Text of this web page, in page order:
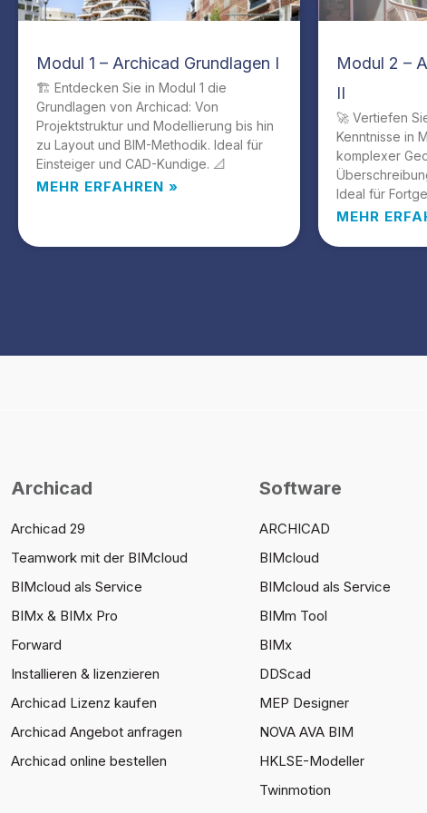
Modul 1 – Archicad Grundlagen I
🏗️ Entdecken Sie in Modul 1 die
Grundlagen von Archicad: Von
Projektstruktur und Modellierung bis hin
zu Layout und BIM-Methodik. Ideal für
Einsteiger und CAD-Kundige. 📐
MEHR ERFAHREN »
Modul 2 –
II
🚀 Vertiefen
Kenntnisse in
komplexer
Ideal für
MEHR
Archicad
Archicad 29
Teamwork mit der BIMcloud
BIMcloud als Service
BIMx & BIMx Pro
Forward
Installieren & lizenzieren
Archicad Lizenz kaufen
Archicad Angebot anfragen
Archicad online bestellen
Software
ARCHICAD
BIMcloud
BIMcloud als Service
BIMm Tool
BIMx
DDScad
MEP Designer
NOVA AVA BIM
HKLSE-Modeller
Twinmotion